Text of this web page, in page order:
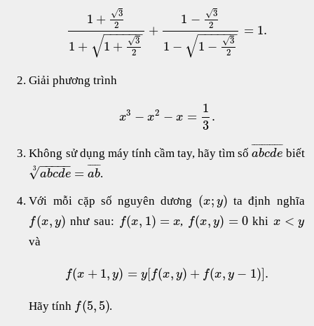
1 + 3
√
2
1 + 1 + 3
√
2
− −
−−−−
√
+
1 − 3
√
2
1 − 1 − 3
√
2
− −
−−−−
√
= 1.
Giải phương trình
x3 − x2 − x =
1
3
.
Không sử dụng máy tính cầm tay, hãy tìm sốabcde
¯ ¯
¯¯¯¯¯¯¯¯¯¯ biết
abcde
− −
−−−
√
3 = ab
¯ ¯
¯¯¯ .
Với mỗi cặp số nguyên dương (x; y) ta định nghĩa
f(x, y) như sau: f(x, 1) = x, f(x, y) = 0khix < y
và
f(x + 1, y) = y[f(x, y) + f(x, y − 1)].
Hãy tính f(5, 5).